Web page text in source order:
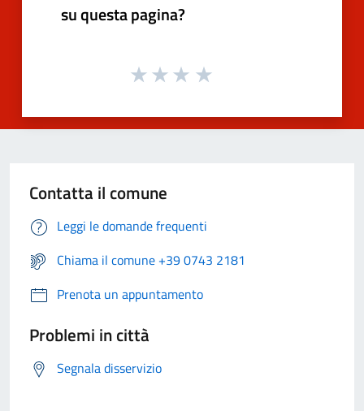
su questa pagina?
Contatta il comune
Leggi le domande frequenti
Chiama il comune +39 0743 2181
Prenota un appuntamento
Problemi in città
Segnala disservizio